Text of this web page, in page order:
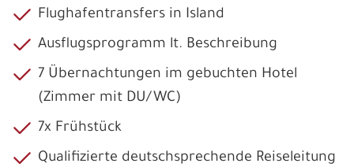
Flughafentransfers in Island
Ausflugsprogramm lt. Beschreibung
7 Übernachtungen im gebuchten Hotel
(Zimmer mit DU/WC)
7x Frühstück
Qualifizierte deutschsprechende Reiseleitung